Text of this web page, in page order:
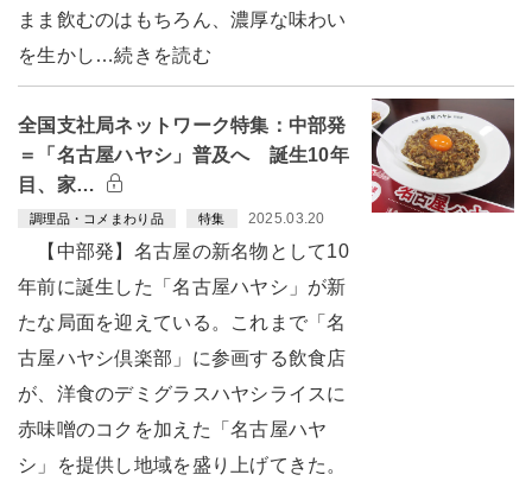
まま飲むのはもちろん、濃厚な味わい
を生かし…続きを読む
全国支社局ネットワーク特集：中部発
＝「名古屋ハヤシ」普及へ 誕生10年
目、家…
調理品・コメまわり品 特集 2025.03.20
【中部発】名古屋の新名物として10
年前に誕生した「名古屋ハヤシ」が新
たな局面を迎えている。これまで「名
古屋ハヤシ倶楽部」に参画する飲食店
が、洋食のデミグラスハヤシライスに
赤味噌のコクを加えた「名古屋ハヤ
シ」を提供し地域を盛り上げてきた。